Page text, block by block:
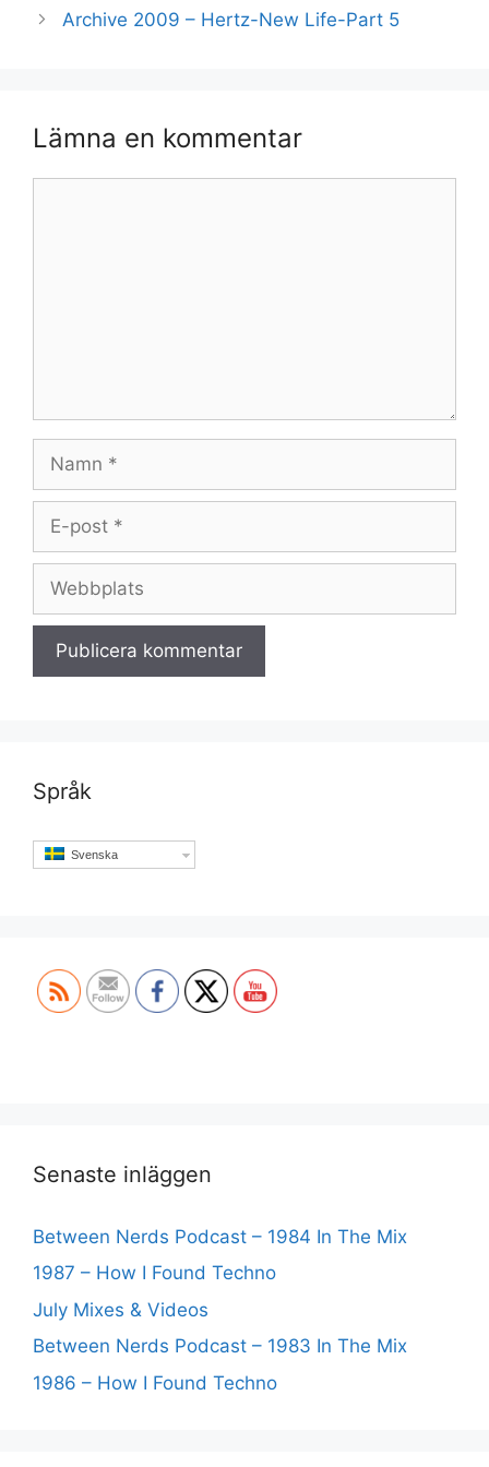
Archive 2009 – Hertz-New Life-Part 5
Lämna en kommentar
post
Språk
Svenska
Senaste inläggen
Between Nerds Podcast – 1984 In The Mix
1987 – How I Found Techno
July Mixes & Videos
Between Nerds Podcast – 1983 In The Mix
1986 – How I Found Techno